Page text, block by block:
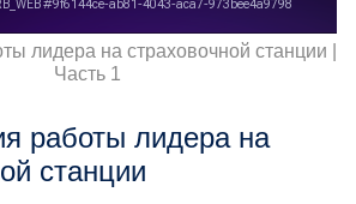
лидера на страховочной станции |
Часть 1
работы лидера на
станции